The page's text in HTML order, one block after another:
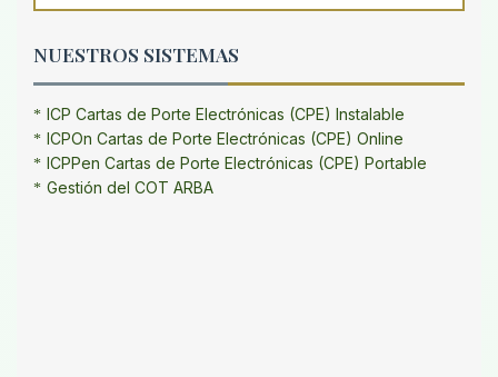
NUESTROS SISTEMAS
ICP Cartas de Porte Electrónicas (CPE) Instalable
ICPOn Cartas de Porte Electrónicas (CPE) Online
ICPPen Cartas de Porte Electrónicas (CPE) Portable
Gestión del COT ARBA